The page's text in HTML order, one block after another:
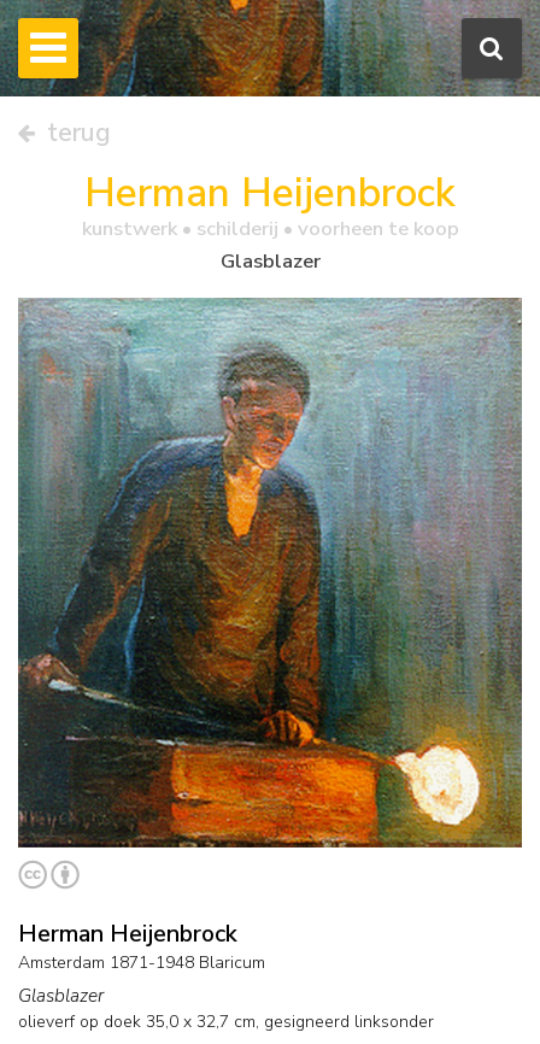
terug
Herman Heijenbrock
kunstwerk • schilderij • voorheen te koop
Glasblazer
Herman Heijenbrock
Amsterdam 1871-1948 Blaricum
Glasblazer
olieverf op doek 35,0 x 32,7 cm, gesigneerd linksonder